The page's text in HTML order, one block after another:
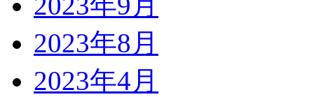
2023年8月
2023年4月